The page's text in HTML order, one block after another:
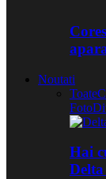
Noutati
Toate
Foto
Hai